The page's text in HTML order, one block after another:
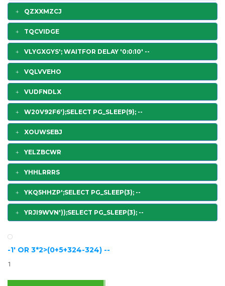
QZXXMZCJ
TQCVIDGE
VLYGXGYS'; WAITFOR DELAY '0:0:10' --
VQLVVEHO
VUDFNDLX
W20V92F6');SELECT PG_SLEEP(9); --
XOUWSEBJ
YELZBCWR
YHHLRRRS
YKQ5HHZP';SELECT PG_SLEEP(3); --
YRJI9WVN'));SELECT PG_SLEEP(3); --
-1' OR 3*2>(0+5+324-324) --
1